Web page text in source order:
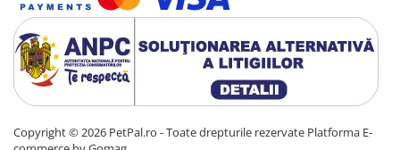
Copyright © 2026 PetPal.ro - Toate drepturile rezervate Platforma E-